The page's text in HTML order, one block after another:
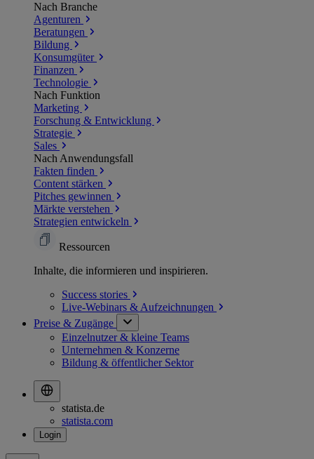
Nach Branche
Agenturen
Beratungen
Bildung
Konsumgüter
Finanzen
Technologie
Nach Funktion
Marketing
Forschung & Entwicklung
Strategie
Sales
Nach Anwendungsfall
Fakten finden
Content stärken
Pitches gewinnen
Märkte verstehen
Strategien entwickeln
Ressourcen
Inhalte, die informieren und inspirieren.
Success stories
Live-Webinars & Aufzeichnungen
Preise & Zugänge
Einzelnutzer & kleine Teams
Unternehmen & Konzerne
Bildung & öffentlicher Sektor
statista.de
statista.com